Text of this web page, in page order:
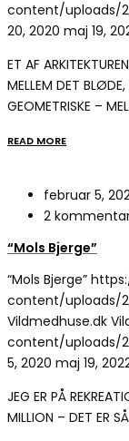
content/uploads/
20, 2020 maj 19,
ET AF
MELLEM DET
GEOMETRISKE –
READ MORE
februar 5,
2
“Mols Bjerge”
“Mols Bjerge”
content/uploads/
Vildmedhuse.dk
content/uploads/
5, 2020 maj 19,
JEG ER PÅ
MILLION – DET ER